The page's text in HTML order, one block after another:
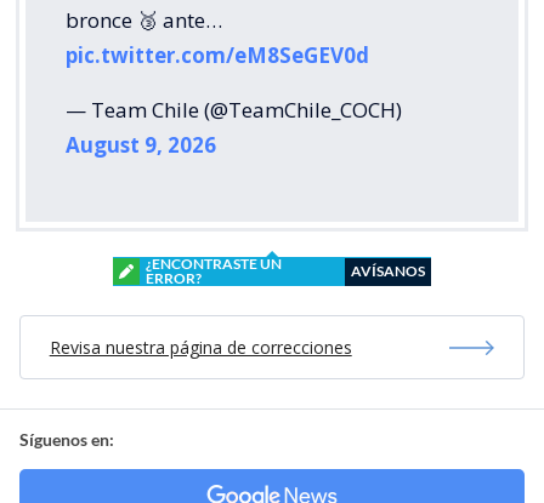
bronce 🥉 ante…
pic.twitter.com/eM8SeGEV0d
— Team Chile (@TeamChile_COCH)
August 9, 2026
¿ENCONTRASTE UN
ERROR?
AVÍSANOS
Revisa nuestra página de correcciones
Síguenos en: